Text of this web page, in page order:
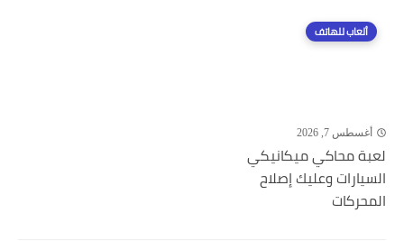
ألعاب للهاتف
أغسطس 7, 2026
لعبة محاكي ميكانيكي
السيارات وعليك إصلاح
المحركات